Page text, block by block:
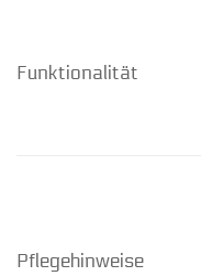
Funktionalität
Pflegehinweise